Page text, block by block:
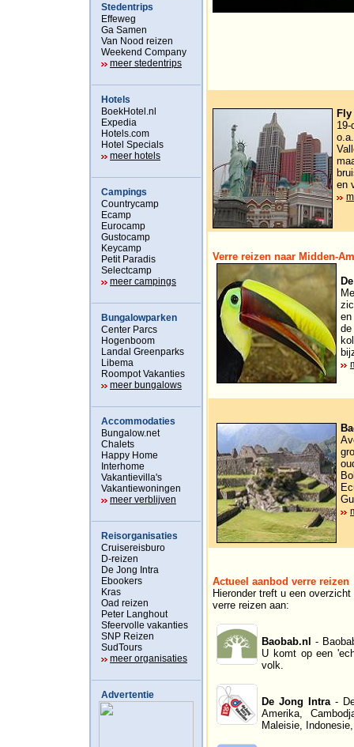
Stedentrips
Effeweg
Ga Samen
Van Nood reizen
Weekend Company
meer stedentrips
Hotels
BoekHotel.nl
Expedia
Hotels.com
Hotel Specials
meer hotels
Campings
Countrycamp
Ecamp
Eurocamp
Gustocamp
Keycamp
Petit Paradis
Selectcamp
meer campings
Bungalowparken
Center Parcs
Hogenboom
Landal Greenparks
Libema
Roompot Vakanties
meer bungalows
Accommodaties
Bungalow.net
Chalets
Happy Home
Interhome
Vakantievilla's
Vakantiewoningen
meer verblijven
Reisorganisaties
Cruisereisburo
D-reizen
De Jong Intra
Ebookers
Kras
Oad reizen
Peter Langhout
Sfeervolle vakanties
SNP Reizen
SudTours
meer organisaties
Advertentie
en
Verre reizen naar Midden-
en
Actueel aanbod verre reizen
Hieronder treft u een
verre reizen aan:
Baobab.nl -
U komt op een
volk.
De Jong Intra- De
Amerika,
Maleisie,